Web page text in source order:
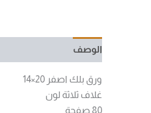
الوصف
ورق بلك اصفر 20×14
غلاف ثلاثة لون
80 صفحة